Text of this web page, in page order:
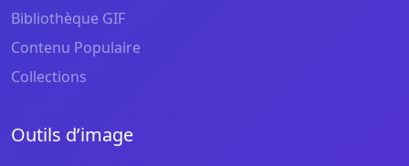
Bibliothèque GIF
Contenu Populaire
Collections
Outils d’image